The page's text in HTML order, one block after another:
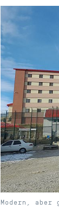
Modern, aber